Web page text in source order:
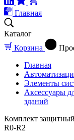
Главная
Каталог
Корзина
Главная
Элементы
Аксессуары
зданий
Комплект
R0-R2